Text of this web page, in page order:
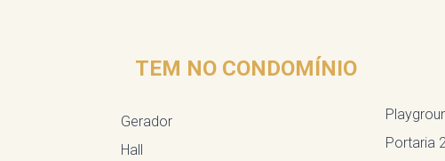
TEM NO CONDOMÍNIO
Gerador
Hall
Portaria